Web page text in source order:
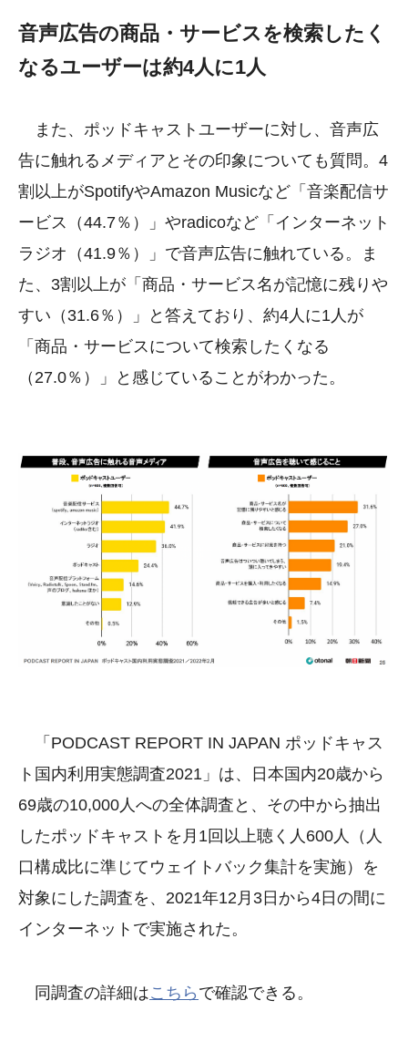
音声広告の商品・サービスを検索したく
なるユーザーは約4人に1人
また、ポッドキャストユーザーに対し、音声広
告に触れるメディアとその印象についても質問。4
割以上がSpotifyやAmazon Musicなど「音楽配信サ
ービス（44.7％）」やradicoなど「インターネット
ラジオ（41.9％）」で音声広告に触れている。ま
た、3割以上が「商品・サービス名が記憶に残りや
すい（31.6％）」と答えており、約4人に1人が
「商品・サービスについて検索したくなる
（27.0％）」と感じていることがわかった。
「PODCAST REPORT IN JAPAN ポッドキャス
ト国内利用実態調査2021」は、日本国内20歳から
69歳の10,000人への全体調査と、その中から抽出
したポッドキャストを月1回以上聴く人600人（人
口構成比に準じてウェイトバック集計を実施）を
対象にした調査を、2021年12月3日から4日の間に
インターネットで実施された。
同調査の詳細は こちら で確認できる。